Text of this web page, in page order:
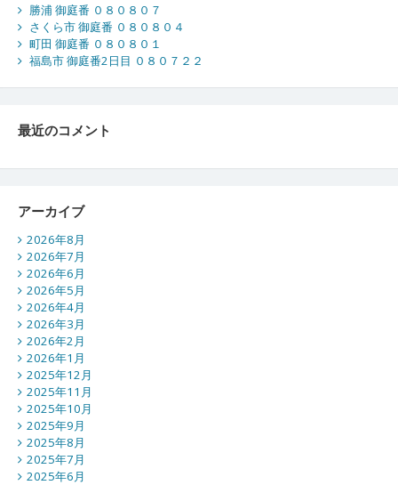
勝浦 御庭番 ０８０８０７
さくら市 御庭番 ０８０８０４
町田 御庭番 ０８０８０１
福島市 御庭番2日目 ０８０７２２
最近のコメント
アーカイブ
2026年8月
2026年7月
2026年6月
2026年5月
2026年4月
2026年3月
2026年2月
2026年1月
2025年12月
2025年11月
2025年10月
2025年9月
2025年8月
2025年7月
2025年6月